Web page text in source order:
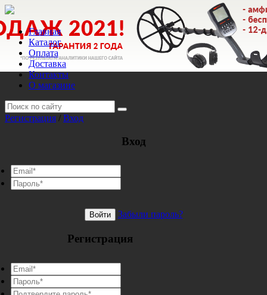
Главная
Каталог
Оплата
Доставка
Контакты
О магазине
Регистрация / Вход
Вход
Войти Забыли пароль?
Регистрация